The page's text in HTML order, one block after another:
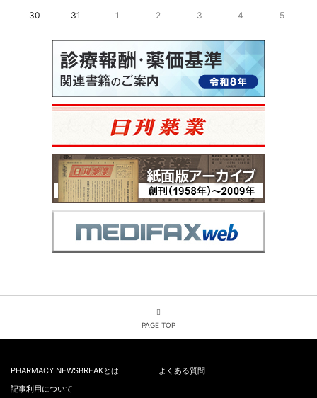
30
31 1 2 3 4 5
PAGE TOP
PHARMACY NEWSBREAKとは
よくある質問
記事利用について